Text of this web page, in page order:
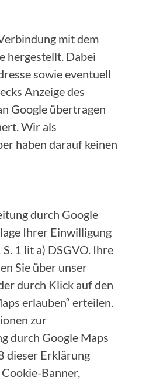
mit dem
hergestellt. Dabei
sowie eventuell
Anzeige des
Google übertragen
Wir als
haben darauf keinen
durch Google
Ihrer Einwilligung
1 lit a) DSGVO. Ihre
Sie über unser
durch Klick auf den
erlauben“ erteilen.
zur
durch Google Maps
dieser Erklärung
Banner,